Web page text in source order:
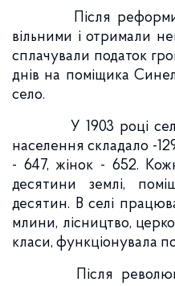
Після реформи
вільними і отримали
сплачували податок
днів на поміщика
село.
У 1903 році село
населення складало -
- 647, жінок - 652.
десятини землі,
десятин. В селі
млини, лісництво,
класи, функціонувала
Після революції